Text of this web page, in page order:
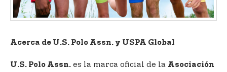
Acerca de U.S. Polo Assn. y USPA Global
U.S. Polo Assn. es la marca oficial de la Asociación